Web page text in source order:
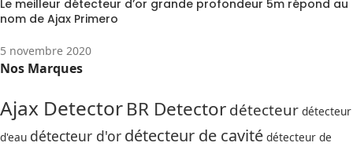
Le meilleur détecteur d’or grande profondeur 5m répond au
nom de Ajax Primero
5 novembre 2020
Nos Marques
Ajax DetectorBR Detectordétecteur détecteur
d'eau détecteur d'or détecteur de cavité détecteur de